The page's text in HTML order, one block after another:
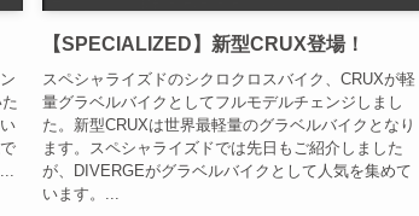
【SPECIALIZED】新型CRUX登場！
スペシャライズドのシクロクロスバイク、CRUXが軽
量グラベルバイクとしてフルモデルチェンジしまし
た。新型CRUXは世界最軽量のグラベルバイクとなり
ます。スペシャライズドでは先日もご紹介しました
が、DIVERGEがグラベルバイクとして人気を集めて
います。...